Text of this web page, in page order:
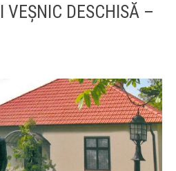
VEȘNIC DESCHISĂ –